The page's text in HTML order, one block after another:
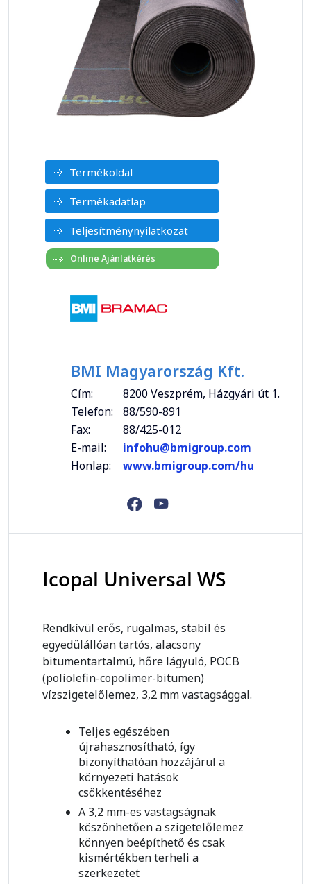
Termékoldal
Termékadatlap
Teljesítménynyilatkozat
BMI Magyarország Kft.
Cím:
8200 Veszprém, Házgyári út 1.
Telefon:
88/590-891
Fax:
88/425-012
E-mail:
infohu@bmigroup.com
Honlap:
www.bmigroup.com/hu
Icopal Universal WS
Rendkívül erős, rugalmas, stabil és
egyedülállóan tartós, alacsony
bitumentartalmú, hőre lágyuló, POCB
(poliolefin-copolimer-bitumen)
vízszigetelőlemez, 3,2 mm vastagsággal.
Teljes egészében
újrahasznosítható, így
bizonyíthatóan hozzájárul a
környezeti hatások
csökkentéséhez
A 3,2 mm-es vastagságnak
köszönhetően a szigetelőlemez
könnyen beépíthető és csak
kismértékben terheli a
szerkezetet